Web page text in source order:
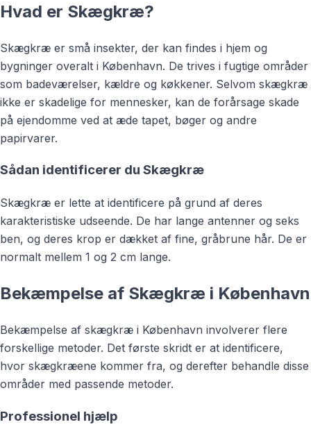
Hvad er Skægkræ?
Skægkræ er små insekter, der kan findes i hjem og
bygninger overalt i København. De trives i fugtige områder
som badeværelser, kældre og køkkener. Selvom skægkræ
ikke er skadelige for mennesker, kan de forårsage skade
på ejendomme ved at æde tapet, bøger og andre
papirvarer.
Sådan identificerer du Skægkræ
Skægkræ er lette at identificere på grund af deres
karakteristiske udseende. De har lange antenner og seks
ben, og deres krop er dækket af fine, gråbrune hår. De er
normalt mellem 1 og 2 cm lange.
Bekæmpelse af Skægkræ i København
Bekæmpelse af skægkræ i København involverer flere
forskellige metoder. Det første skridt er at identificere,
hvor skægkræene kommer fra, og derefter behandle disse
områder med passende metoder.
Professionel hjælp